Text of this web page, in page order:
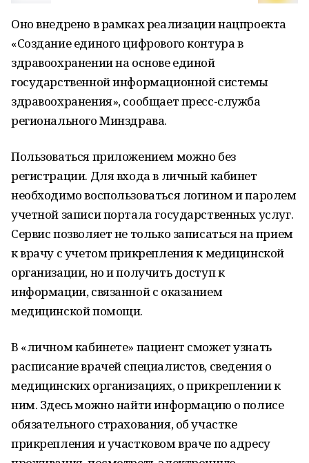
Оно внедрено в рамках реализации нацпроекта
«Создание единого цифрового контура в
здравоохранении на основе единой
государственной информационной системы
здравоохранения», сообщает пресс-служба
регионального Минздрава.
Пользоваться приложением можно без
регистрации. Для входа в личный кабинет
необходимо воспользоваться логином и паролем
учетной записи портала государственных услуг.
Сервис позволяет не только записаться на прием
к врачу с учетом прикрепления к медицинской
организации, но и получить доступ к
информации, связанной с оказанием
медицинской помощи.
В «личном кабинете» пациент сможет узнать
расписание врачей специалистов, сведения о
медицинских организациях, о прикреплении к
ним. Здесь можно найти информацию о полисе
обязательного страхования, об участке
прикрепления и участковом враче по адресу